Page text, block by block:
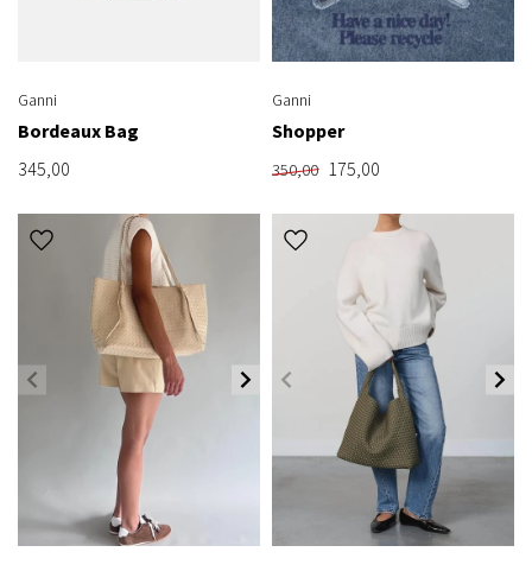
Ganni
Bordeaux Bag
345,00
Ganni
Shopper
350,00 175,00